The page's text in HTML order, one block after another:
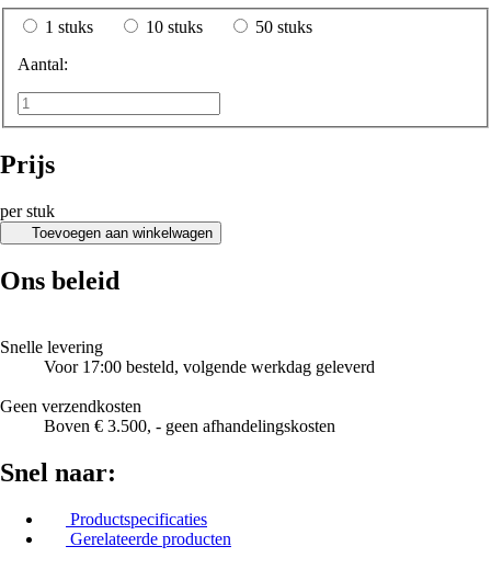
1 stuks 10 stuks
50 stuks
Aantal:
Prijs
per stuk
Toevoegen aan winkelwagen
Ons beleid
Snelle levering
Voor 17:00 besteld, volgende werkdag geleverd
Geen verzendkosten
Boven € 3.500, - geen afhandelingskosten
Snel naar:
Productspecificaties
Gerelateerde producten